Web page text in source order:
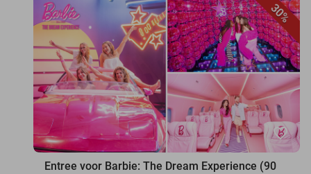
30%
favorite_border
Entree voor Barbie: The Dream Experience (90